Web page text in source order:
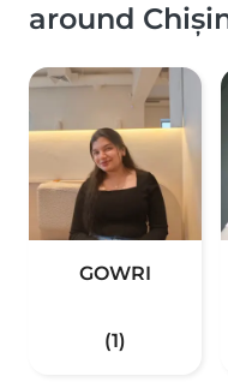
around
GOWRI
(1)